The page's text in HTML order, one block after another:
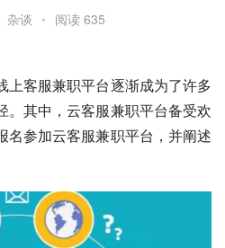
杂谈 • 阅读 635
上客服兼职平台逐渐成为了许多
。其中，云客服兼职平台备受欢
名参加云客服兼职平台，并阐述